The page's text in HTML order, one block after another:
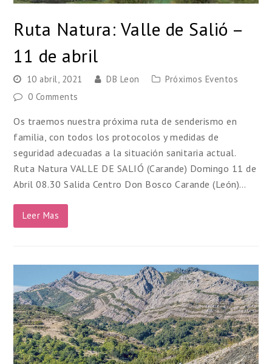
Ruta Natura: Valle de Salió –
11 de abril
10 abril, 2021 DB Leon
Próximos Eventos
0 Comments
Os traemos nuestra próxima ruta de senderismo en
familia, con todos los protocolos y medidas de
seguridad adecuadas a la situación sanitaria actual.
Ruta Natura VALLE DE SALIÓ (Carande) Domingo 11 de
Abril 08.30 Salida Centro Don Bosco Carande (León)…
Leer Mas